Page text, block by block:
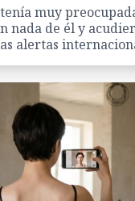
muy
nada de él y
alertas